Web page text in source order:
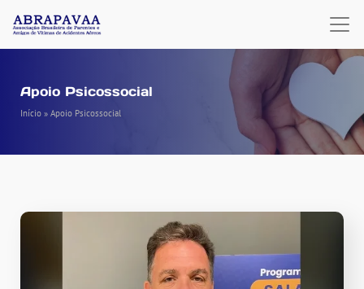
Apoio Psicossocial
Início » Apoio Psicossocial